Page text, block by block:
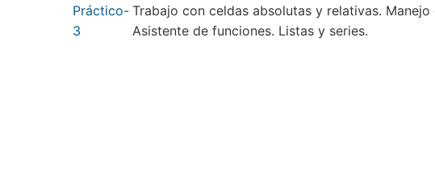
Práctico-
3
Trabajo con celdas absolutas y relativas.
Asistente de funciones. Listas y series.